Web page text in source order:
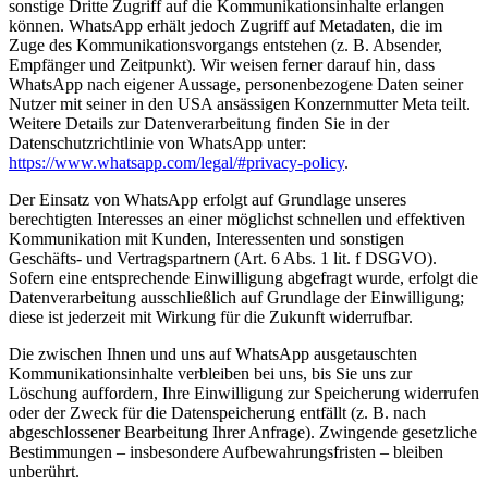
sonstige Dritte Zugriff auf die Kommunikationsinhalte erlangen
können. WhatsApp erhält jedoch Zugriff auf Metadaten, die im
Zuge des Kommunikationsvorgangs entstehen (z. B. Absender,
Empfänger und Zeitpunkt). Wir weisen ferner darauf hin, dass
WhatsApp nach eigener Aussage, personenbezogene Daten seiner
Nutzer mit seiner in den USA ansässigen Konzernmutter Meta teilt.
Weitere Details zur Datenverarbeitung finden Sie in der
Datenschutzrichtlinie von WhatsApp unter:
https://www.whatsapp.com/legal/#privacy-policy.
Der Einsatz von WhatsApp erfolgt auf Grundlage unseres
berechtigten Interesses an einer möglichst schnellen und effektiven
Kommunikation mit Kunden, Interessenten und sonstigen
Geschäfts- und Vertragspartnern (Art. 6 Abs. 1 lit. f DSGVO).
Sofern eine entsprechende Einwilligung abgefragt wurde, erfolgt die
Datenverarbeitung ausschließlich auf Grundlage der Einwilligung;
diese ist jederzeit mit Wirkung für die Zukunft widerrufbar.
Die zwischen Ihnen und uns auf WhatsApp ausgetauschten
Kommunikationsinhalte verbleiben bei uns, bis Sie uns zur
Löschung auffordern, Ihre Einwilligung zur Speicherung widerrufen
oder der Zweck für die Datenspeicherung entfällt (z. B. nach
abgeschlossener Bearbeitung Ihrer Anfrage). Zwingende gesetzliche
Bestimmungen – insbesondere Aufbewahrungsfristen – bleiben
unberührt.